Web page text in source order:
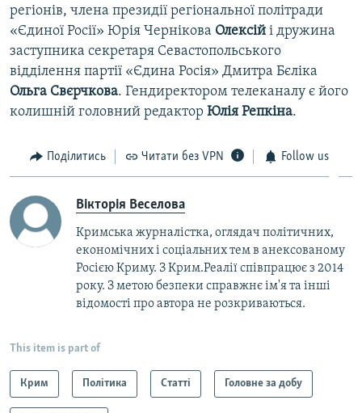
регіонів, члена президії регіональної політради
«Єдиної Росії» Юрія Чернікова Олексій і дружина
заступника секретаря Севастопольського
відділення партії «Єдина Росія» Дмитра Бєліка
Ольга Свєрчкова. Гендиректором телеканалу є його
колишній головний редактор Юлія Репкіна.
Поділитись Читати без VPN Follow us
Вікторія Веселова
Кримська журналістка, оглядач політичних,
економічних і соціальних тем в анексованому
Росією Криму. З Крим.Реалії співпрацює з 2014
року. З метою безпеки справжнє ім'я та інші
відомості про автора не розкриваються.
This item is part of
Крим Політика Статті Головне за добу